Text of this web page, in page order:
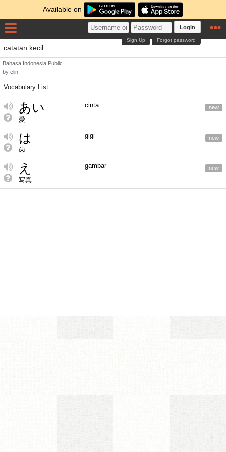
Available on
Login
Forgot password
Sign Up
catatan kecil
Bahasa Indonesia Public
by elin
Vocabulary List
あい
愛
cinta new
は
歯
gigi new
え
写真
gambar new